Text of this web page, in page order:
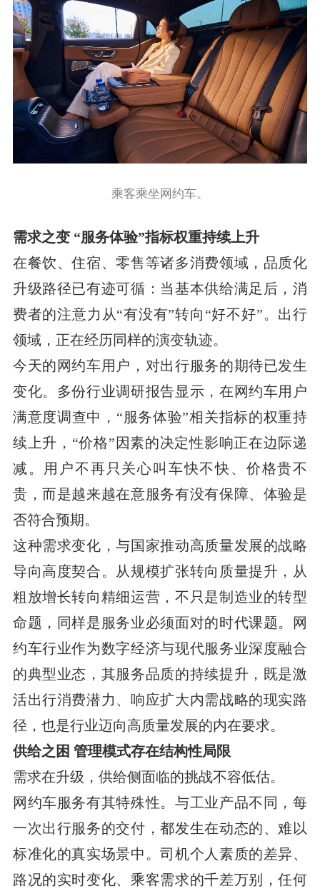
乘客乘坐网约车。
需求之变 “服务体验”指标权重持续上升
在餐饮、住宿、零售等诸多消费领域，品质化
升级路径已有迹可循：当基本供给满足后，消
费者的注意力从“有没有”转向“好不好”。出行
领域，正在经历同样的演变轨迹。
今天的网约车用户，对出行服务的期待已发生
变化。多份行业调研报告显示，在网约车用户
满意度调查中，“服务体验”相关指标的权重持
续上升，“价格”因素的决定性影响正在边际递
减。用户不再只关心叫车快不快、价格贵不
贵，而是越来越在意服务有没有保障、体验是
否符合预期。
这种需求变化，与国家推动高质量发展的战略
导向高度契合。从规模扩张转向质量提升，从
粗放增长转向精细运营，不只是制造业的转型
命题，同样是服务业必须面对的时代课题。网
约车行业作为数字经济与现代服务业深度融合
的典型业态，其服务品质的持续提升，既是激
活出行消费潜力、响应扩大内需战略的现实路
径，也是行业迈向高质量发展的内在要求。
供给之困 管理模式存在结构性局限
需求在升级，供给侧面临的挑战不容低估。
网约车服务有其特殊性。与工业产品不同，每
一次出行服务的交付，都发生在动态的、难以
标准化的真实场景中。司机个人素质的差异、
路况的实时变化、乘客需求的千差万别，任何